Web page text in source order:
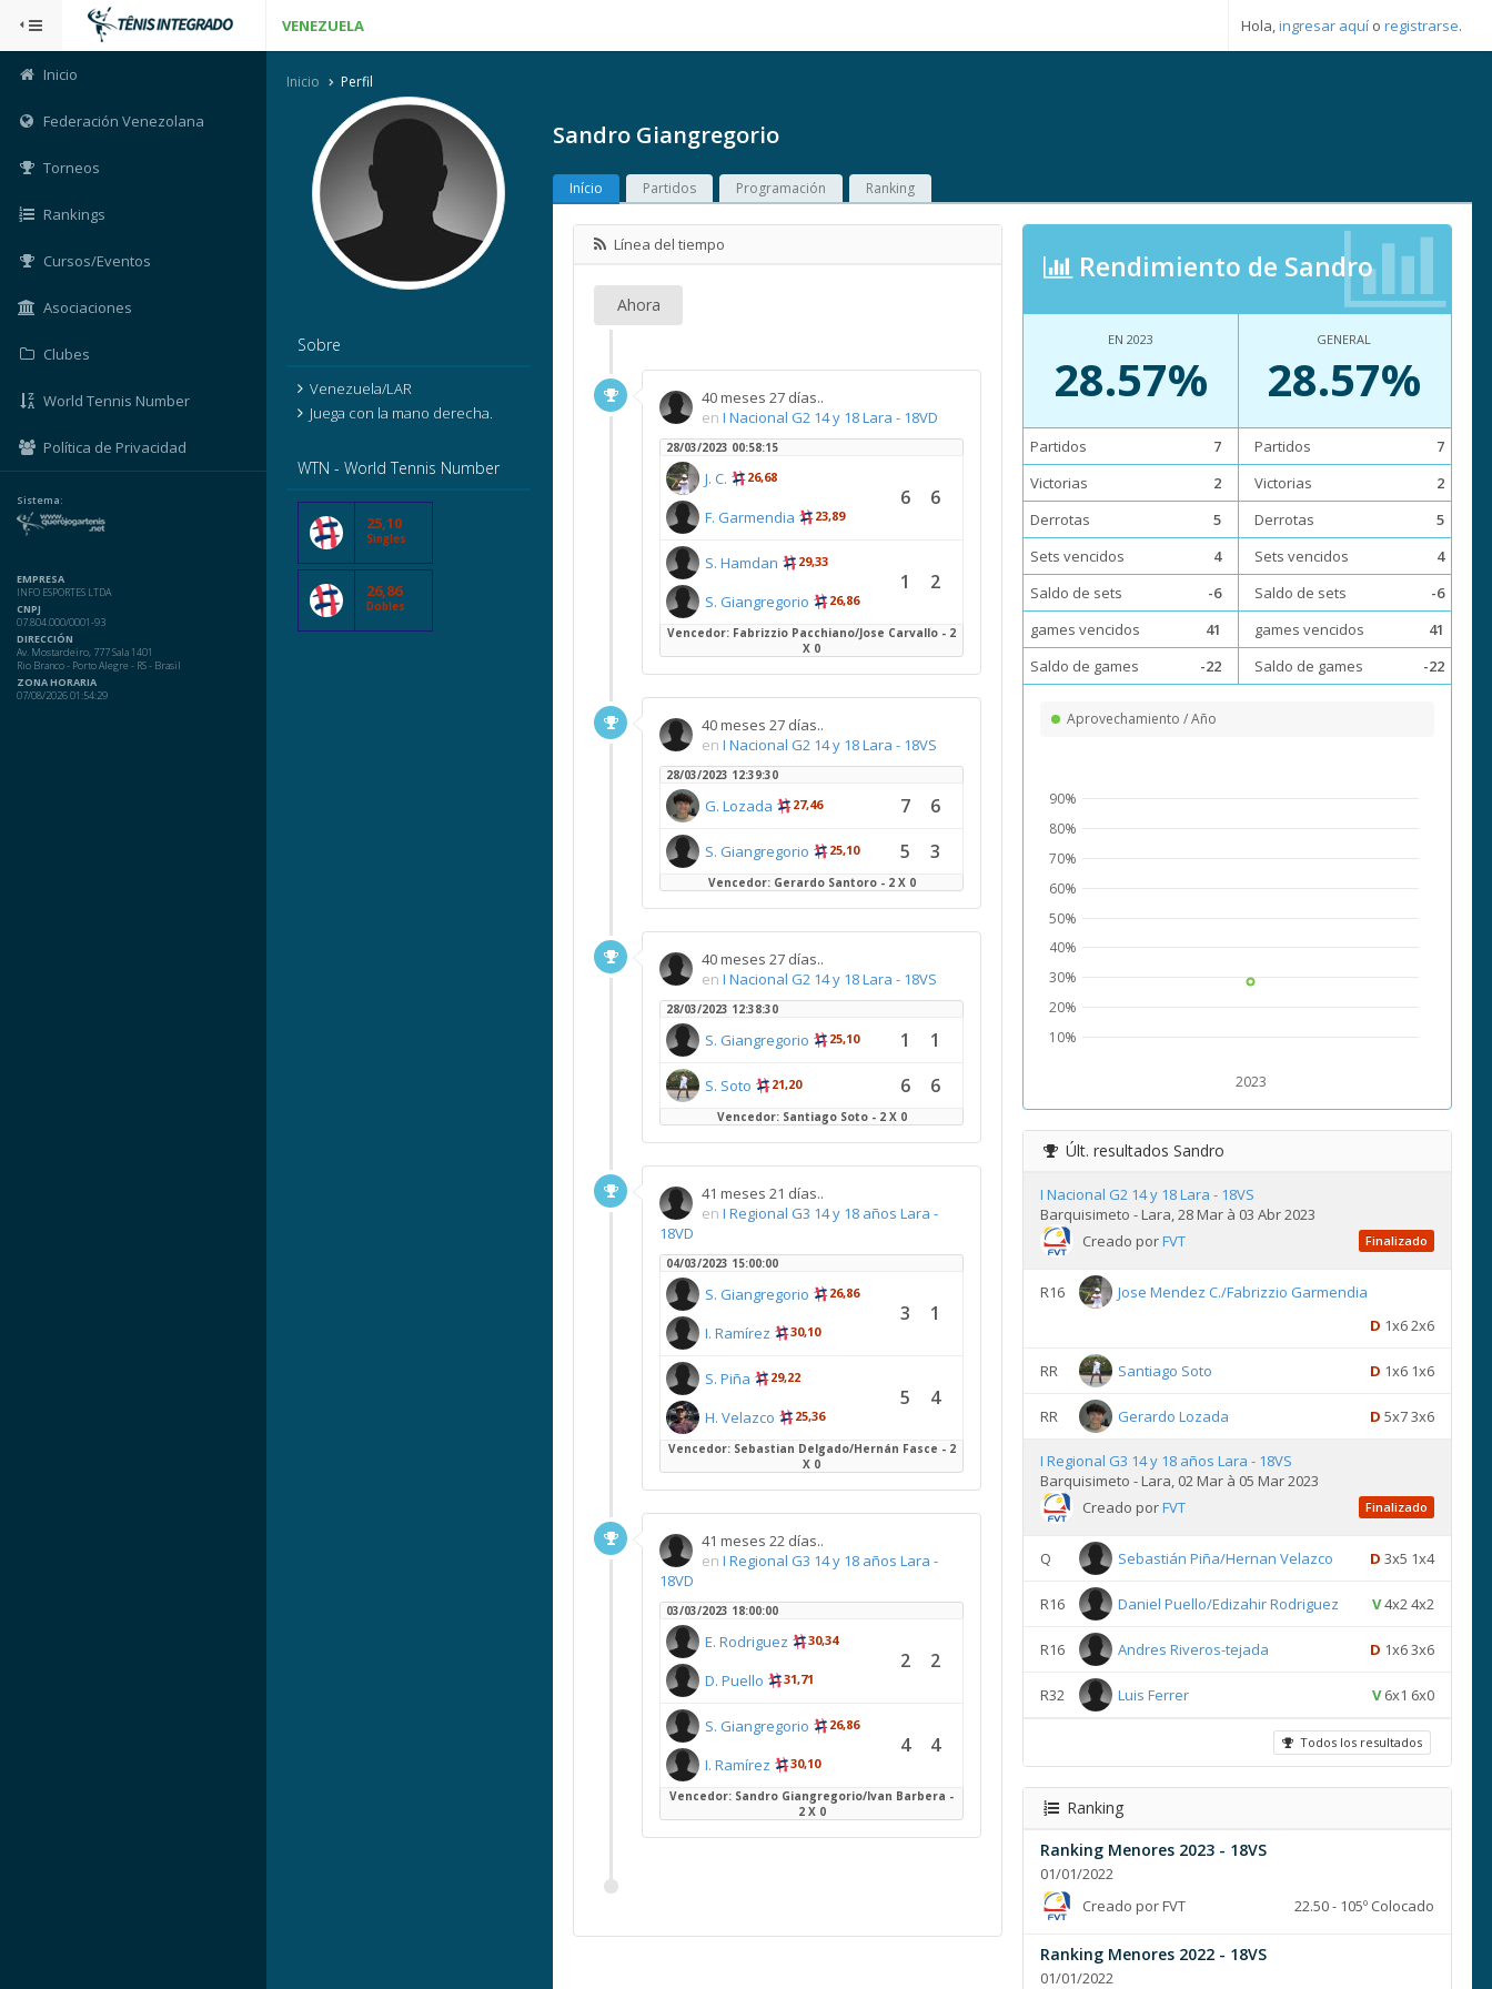
VENEZUELA Hola,ingresar aquí o registrarse.
Inicio
Federación Venezolana
Torneos
Rankings
Cursos/Eventos
Asociaciones
Clubes
World Tennis Number
Política de Privacidad
Sistema:
EMPRESA
INFO ESPORTES LTDA
CNPJ
07.804.000/0001-93
DIRECCIÓN
Av. Mostardeiro, 777 Sala 1401
Rio Branco - Porto Alegre - RS - Brasil
ZONA HORARIA
07/08/2026 01:54:29
Inicio Perfil
Sandro Giangregorio
Sobre
Venezuela/LAR
Juega con la mano derecha.
WTN - World Tennis Number
25,10
Singles
26,86
Dobles
Início Partidos Programación Ranking
Línea del tiempo
Ahora
40 meses 27 días..
en I Nacional G2 14 y 18 Lara - 18VD
28/03/2023 00:58:15
J. C. 26,68
F. Garmendia 23,89
6 6
S. Hamdan 29,33
S. Giangregorio 26,86
1 2
Vencedor: Fabrizzio Pacchiano/Jose Carvallo - 2
X 0
40 meses 27 días..
en I Nacional G2 14 y 18 Lara - 18VS
28/03/2023 12:39:30
G. Lozada 27,46 7 6
S. Giangregorio 25,10 5 3
Vencedor: Gerardo Santoro - 2 X 0
40 meses 27 días..
en I Nacional G2 14 y 18 Lara - 18VS
28/03/2023 12:38:30
S. Giangregorio 25,10 1 1
S. Soto 21,20 6 6
Vencedor: Santiago Soto - 2 X 0
41 meses 21 días..
en I Regional G3 14 y 18 años Lara -
18VD
04/03/2023 15:00:00
S. Giangregorio 26,86
I. Ramírez 30,10
3 1
S. Piña 29,22
H. Velazco 25,36
5 4
Vencedor: Sebastian Delgado/Hernán Fasce - 2
X 0
41 meses 22 días..
en I Regional G3 14 y 18 años Lara -
18VD
03/03/2023 18:00:00
E. Rodriguez 30,34
D. Puello 31,71
2 2
S. Giangregorio 26,86
I. Ramírez 30,10
4 4
Vencedor: Sandro Giangregorio/Ivan Barbera -
2 X 0
Rendimiento de Sandro
EN 2023
28.57%
Partidos
7
Victorias
2
Derrotas
5
Sets vencidos
4
Saldo de sets
-6
games vencidos
41
Saldo de games
-22
GENERAL
28.57%
Partidos
7
Victorias
2
Derrotas
5
Sets vencidos
4
Saldo de sets
-6
games vencidos
41
Saldo de games
-22
Aprovechamiento / Año
2023
10%
20%
30%
40%
50%
60%
70%
80%
90%
Últ. resultados Sandro
I Nacional G2 14 y 18 Lara - 18VS
Barquisimeto - Lara, 28 Mar à 03 Abr 2023
Creado porFVT Finalizado
R16
Jose Mendez C./Fabrizzio Garmendia
D 1x6 2x6
RR Santiago Soto D 1x6 1x6
RR Gerardo Lozada D 5x7 3x6
I Regional G3 14 y 18 años Lara - 18VS
Barquisimeto - Lara, 02 Mar à 05 Mar 2023
Creado porFVT Finalizado
Q Sebastián Piña/Hernan Velazco D 3x5 1x4
R16 Daniel Puello/Edizahir Rodriguez V4x2 4x2
R16 Andres Riveros-tejada D 1x6 3x6
R32 Luis Ferrer V6x1 6x0
Todos los resultados
Ranking
Ranking Menores 2023 - 18VS
01/01/2022
Creado por FVT
22.50 - 105º Colocado
Ranking Menores 2022 - 18VS
01/01/2022